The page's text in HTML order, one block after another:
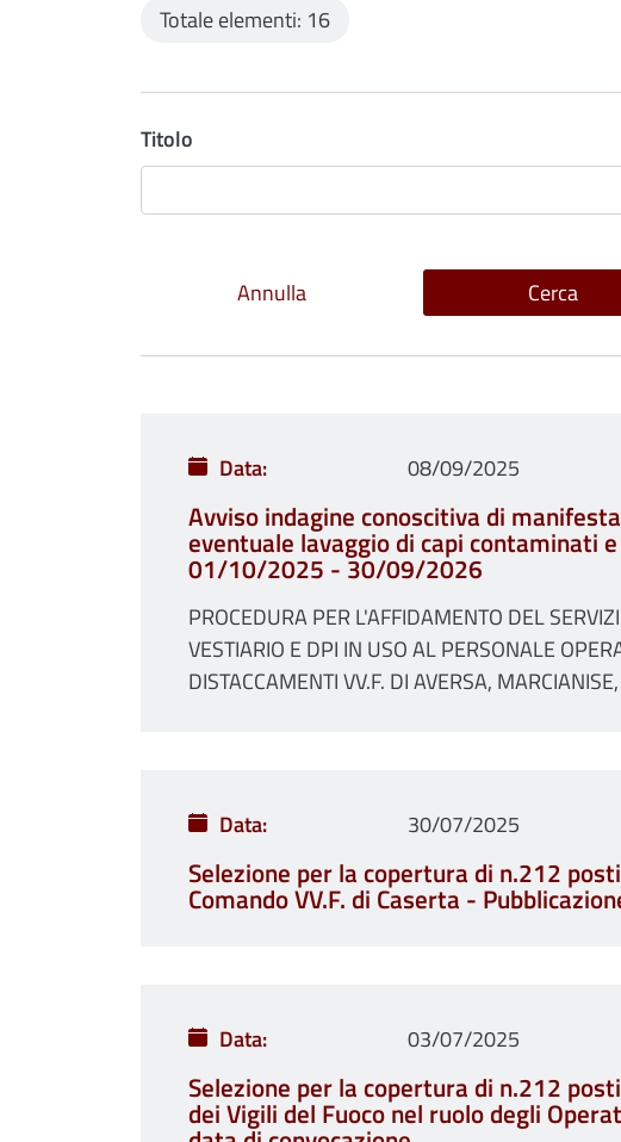
Totale elementi: 16
Titolo
Data 08/09/2025
Avviso indagine conoscitiva di
eventuale lavaggio di capi contaminati
01/10/2025 - 30/09/2026
PROCEDURA PER L'AFFIDAMENTO DEL
VESTIARIO E DPI IN USO AL PERSONALE
DISTACCAMENTI VV.F. DI AVERSA,
Data 30/07/2025
Selezione per la copertura di n.212
Comando VV.F. di Caserta -
Data 03/07/2025
Selezione per la copertura di n.212
dei Vigili del Fuoco nel ruolo degli